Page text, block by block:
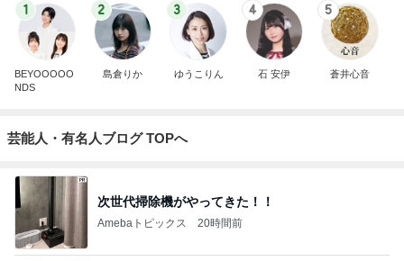
1
BEYOOOOO
NDS
2
島倉りか
3
ゆうこりん
4
石 安伊
5
蒼井心音
芸能人・有名人ブログ TOPへ
次世代掃除機がやってきた！！
Amebaトピックス 20時間前